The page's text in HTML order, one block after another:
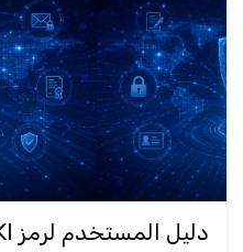
دليل المستخدم لرمز PKI